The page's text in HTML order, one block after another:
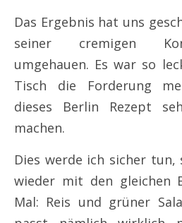
Das Ergebnis hat uns
seiner cremigen
umgehauen. Es war so
Tisch die Forderung
dieses Berlin Rezept
machen.
Dies werde ich sicher tun,
wieder mit den gleichen
Mal: Reis und grüner